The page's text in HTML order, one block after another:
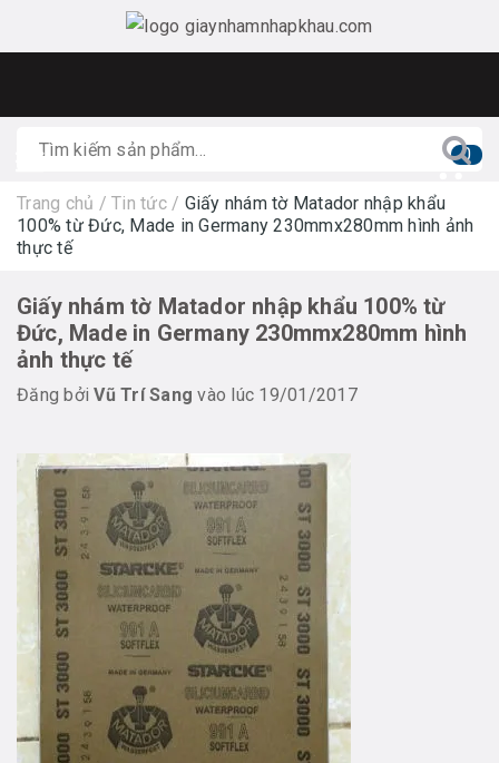
0
Trang chủ / Tin tức / Giấy nhám tờ Matador nhập khẩu
100% từ Đức, Made in Germany 230mmx280mm hình ảnh
thực tế
Giấy nhám tờ Matador nhập khẩu 100% từ
Đức, Made in Germany 230mmx280mm hình
ảnh thực tế
Đăng bởiVũ Trí Sang vào lúc 19/01/2017